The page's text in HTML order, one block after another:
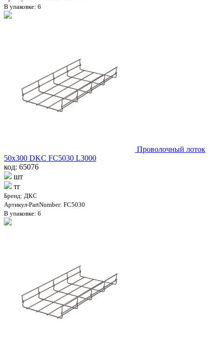
В упаковке: 6
Проволочный лоток
50х300 DKC FC5030 L3000
код: 65076
шт
тг
Бренд: ДКС
Артикул-PartNumber: FC5030
В упаковке: 6